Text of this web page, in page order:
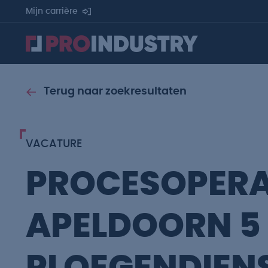
Mijn carrière
Terug naar zoekresultaten
VACATURE
APELDOORN 5